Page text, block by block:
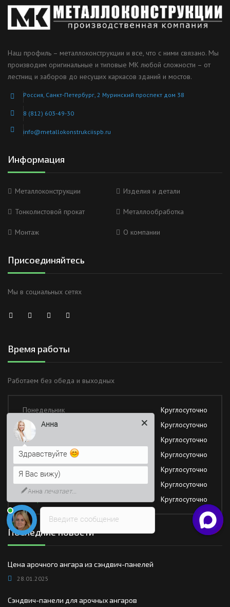
Наш профиль – металлоконструкции и все, что с ними связано. Мы
производим оригинальные и типовые МК любой сложности – от
лестниц и заборов до несущих каркасов зданий и мостов.
Россия, Санкт-Петербург, 2 Муринский проспект дом 38
8 (812) 603-49-30
info@metallokonstrukciispb.ru
Информация
Металлоконструкции Изделия и детали
Тонколистовой прокат Металлообработка
Монтаж О компании
Присоединяйтесь
Мы в социальных сетях
Время работы
Работаем без обеда и выходных
Понедельник
Круглосуточно
Вторник
Круглосуточно
Среда
Круглосуточно
Четверг
Круглосуточно
Пятница
Круглосуточно
Суббота
Круглосуточно
Круглосуточно
Последние новости
Цена арочного ангара из сэндвич-панелей
28.01.2025
Сэндвич-панели для арочных ангаров
Введите сообщение
Анна
Здравствуйте
Я Вас вижу)
Анна печатает...